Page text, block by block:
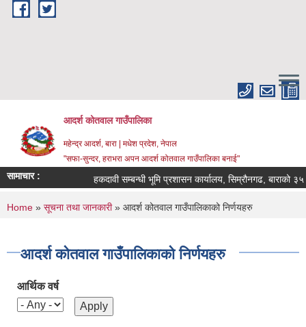
Skip to main content
आदर्श कोतवाल गाउँपालिका
महेन्द्र आदर्श, बारा | मधेश प्रदेश, नेपाल
"सफा-सुन्दर, हराभरा अपन आदर्श कोतवाल गाउँपालिका बनाई"
सामाचार : हकदावी सम्बन्धी भूमि प्रशासन कार्यालय, सिम्रौनगढ, बाराको
You are here
Home » सूचना तथा जानकारी» आदर्श कोतवाल गाउँपालिकाको निर्णयहरु
आदर्श कोतवाल गाउँपालिकाको निर्णयहरु
आर्थिक वर्ष